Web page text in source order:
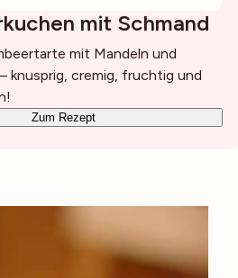
mit Schmand
mit Mandeln und
knusprig, cremig, fruchtig und
Zum Rezept